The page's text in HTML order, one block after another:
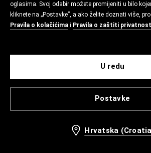
oglasima. Svoj odabir možete promijeniti u bilo
kliknete na „Postavke”, a ako želite doznati više,
Pravila o kolačićima i Pravila o zaštiti
Postavke
U redu
Hrvatska